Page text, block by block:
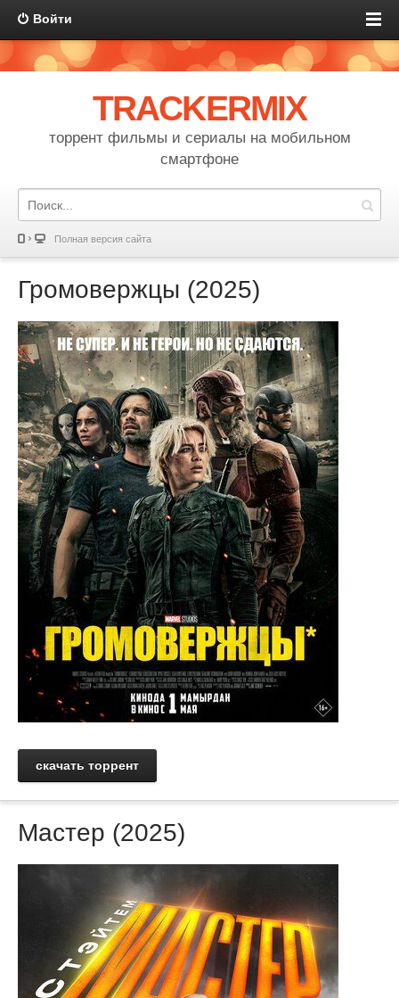
Войти
TRACKERMIX
торрент фильмы и сериалы на мобильном
смартфоне
Полная версия сайта
Громовержцы (2025)
скачать торрент
Мастер (2025)